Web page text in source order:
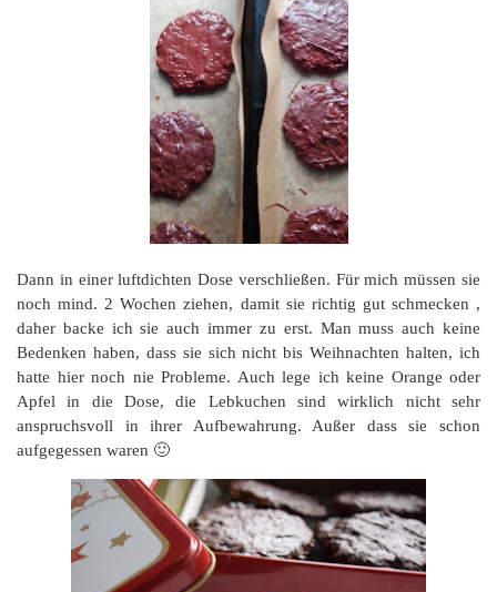
Dann in einer luftdichten Dose verschließen. Für mich müssen sie
noch mind. 2 Wochen ziehen, damit sie richtig gut schmecken ,
daher backe ich sie auch immer zu erst. Man muss auch keine
Bedenken haben, dass sie sich nicht bis Weihnachten halten, ich
hatte hier noch nie Probleme. Auch lege ich keine Orange oder
Apfel in die Dose, die Lebkuchen sind wirklich nicht sehr
anspruchsvoll in ihrer Aufbewahrung. Außer dass sie schon
aufgegessen waren 🙂